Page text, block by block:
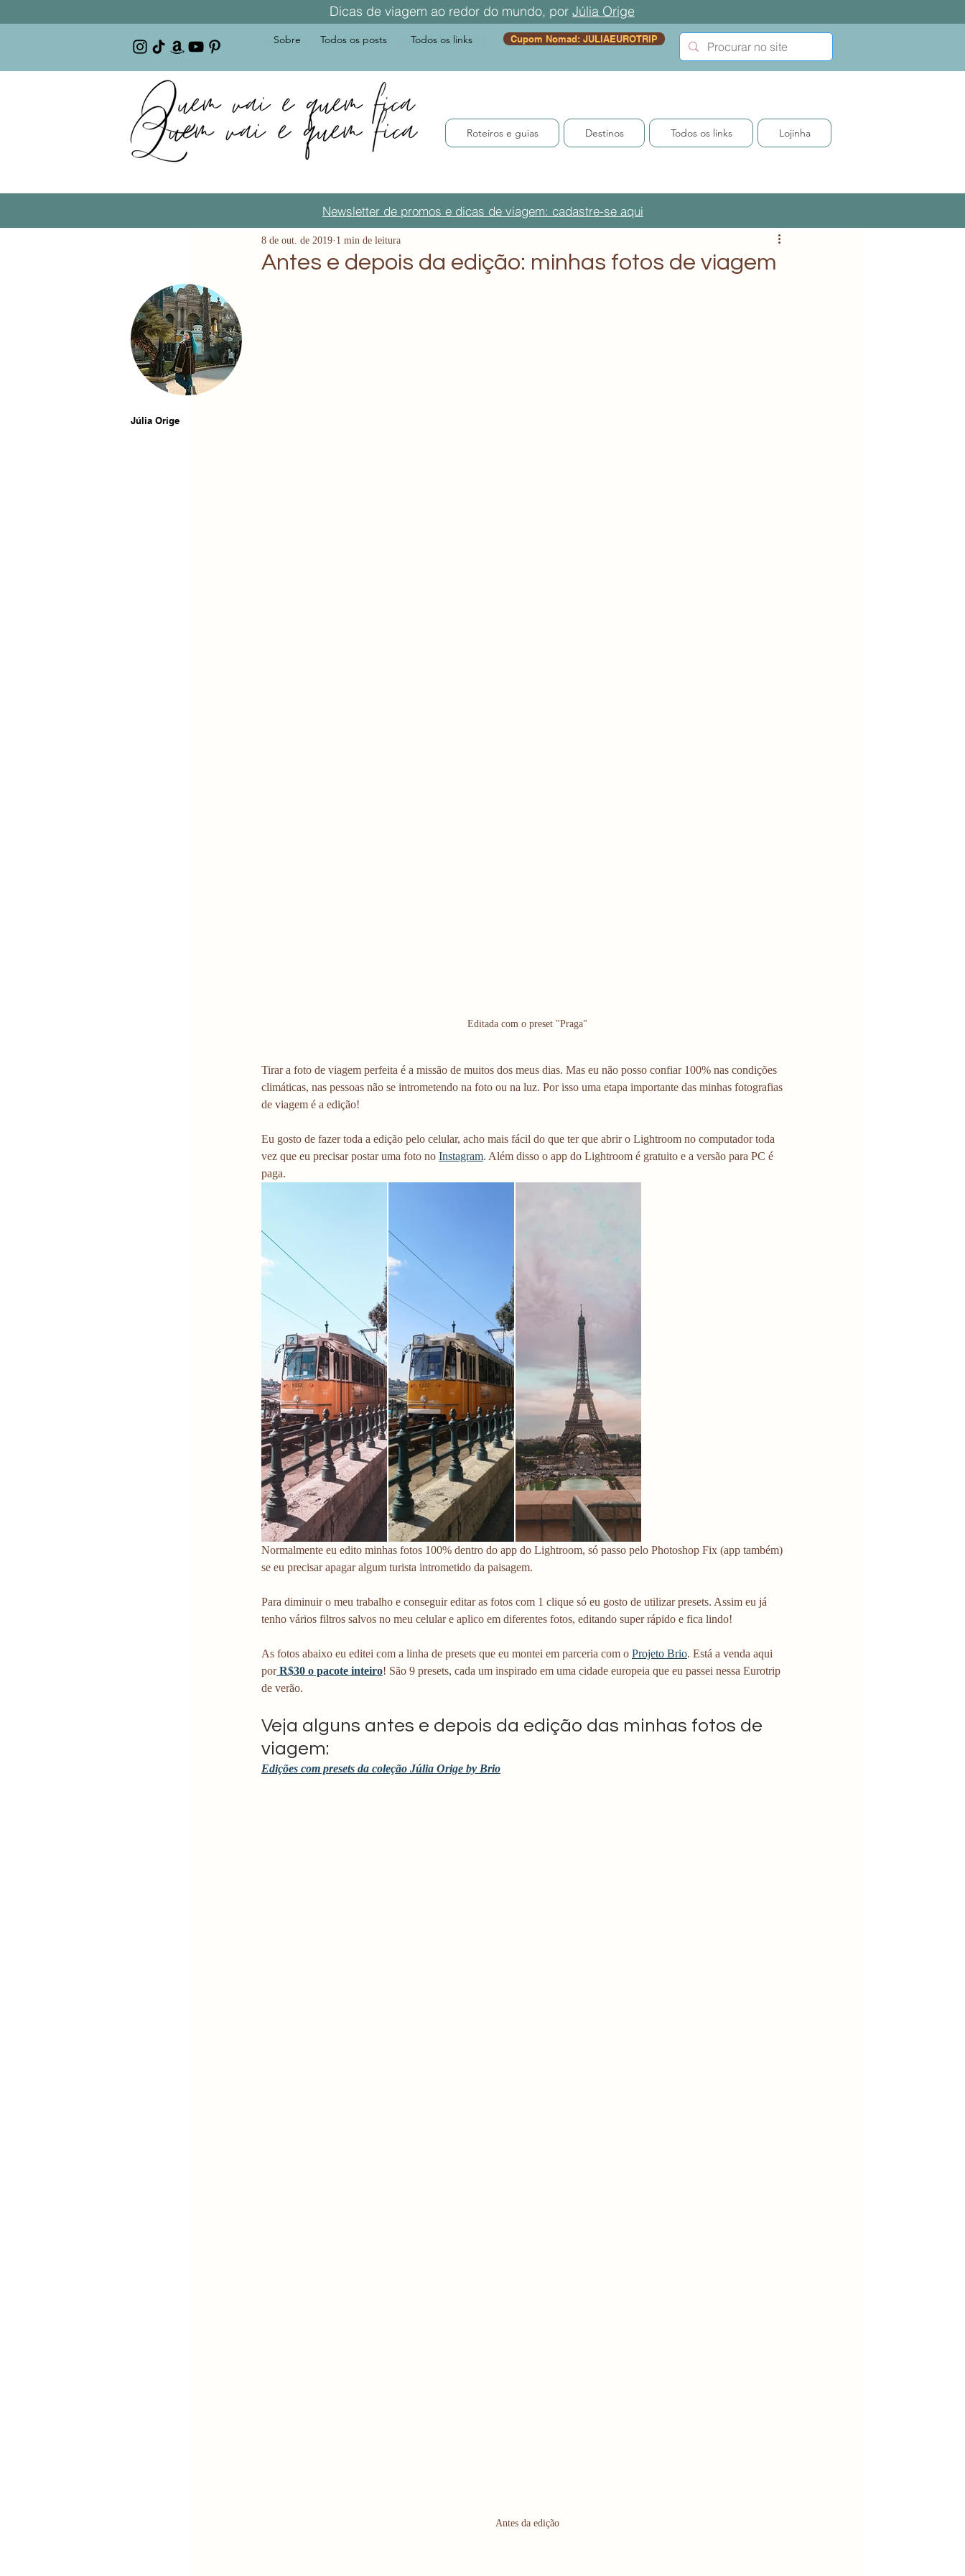
Dicas de viagem ao redor do mundo, por Júlia Orige
Sobre Todos os posts Todos os links Cupom Nomad: JULIAEUROTRIP
Roteiros e guias Destinos Todos os links Lojinha
Newsletter de promos e dicas de viagem: cadastre-se aqui
Antes e depois da edição: minhas fotos de viagem
8 de out. de 2019 1 min de leitura
Editada com o preset "Praga"
Tirar a foto de viagem perfeita é a missão de muitos dos meus dias. Mas eu não posso confiar 100% nas condições
climáticas, nas pessoas não se intrometendo na foto ou na luz. Por isso uma etapa importante das minhas fotografias
de viagem é a edição!
Eu gosto de fazer toda a edição pelo celular, acho mais fácil do que ter que abrir o Lightroom no computador toda
vez que eu precisar postar uma foto no Instagram. Além disso o app do Lightroom é gratuito e a versão para PC é
paga.
Normalmente eu edito minhas fotos 100% dentro do app do Lightroom, só passo pelo Photoshop Fix (app também)
se eu precisar apagar algum turista intrometido da paisagem.
Para diminuir o meu trabalho e conseguir editar as fotos com 1 clique só eu gosto de utilizar presets. Assim eu já
tenho vários filtros salvos no meu celular e aplico em diferentes fotos, editando super rápido e fica lindo!
As fotos abaixo eu editei com a linha de presets que eu montei em parceria com o Projeto Brio. Está a venda aqui
por R$30 o pacote inteiro! São 9 presets, cada um inspirado em uma cidade europeia que eu passei nessa Eurotrip
de verão.
Veja alguns antes e depois da edição das minhas fotos de
viagem:
Edições com presets da coleção Júlia Orige by Brio
Antes da edição
Júlia Orige